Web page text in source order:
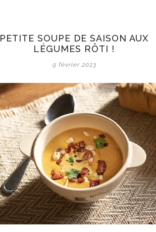
PETITE SOUPE DE SAISON AUX
LÉGUMES RÔTI !
9 février 2023